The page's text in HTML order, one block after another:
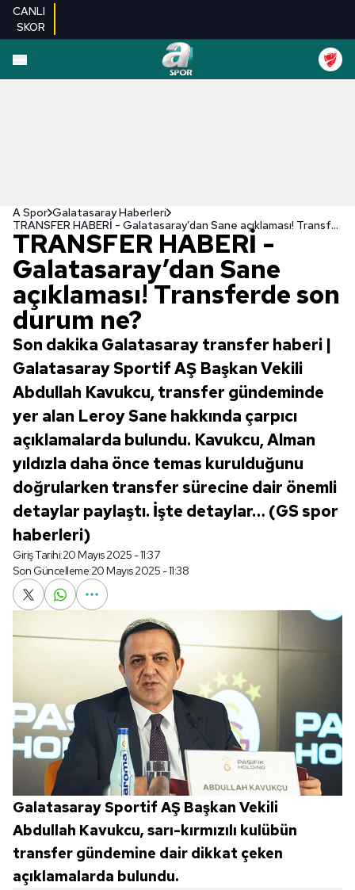
CANLI
SKOR
A Spor Galatasaray Haberleri
TRANSFER HABERİ - Galatasaray’dan Sane açıklaması! Transferde son durum ne?
TRANSFER HABERİ -
Galatasaray’dan Sane
açıklaması! Transferde son
durum ne?
Son dakika Galatasaray transfer haberi |
Galatasaray Sportif AŞ Başkan Vekili
Abdullah Kavukcu, transfer gündeminde
yer alan Leroy Sane hakkında çarpıcı
açıklamalarda bulundu. Kavukcu, Alman
yıldızla daha önce temas kurulduğunu
doğrularken transfer sürecine dair önemli
detaylar paylaştı. İşte detaylar… (GS spor
haberleri)
Giriş Tarihi:20 Mayıs 2025 - 11:37
Son Güncelleme:20 Mayıs 2025 - 11:38
Galatasaray Sportif AŞ Başkan Vekili
Abdullah Kavukcu, sarı-kırmızılı kulübün
transfer gündemine dair dikkat çeken
açıklamalarda bulundu.